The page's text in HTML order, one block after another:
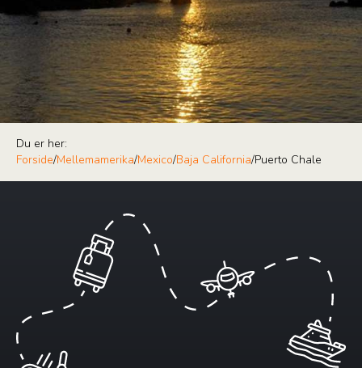
Du er her:
Forside/Mellemamerika/Mexico/Baja California/Puerto Chale